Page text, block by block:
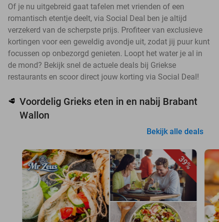
Of je nu uitgebreid gaat tafelen met vrienden of een
romantisch etentje deelt, via Social Deal ben je altijd
verzekerd van de scherpste prijs. Profiteer van exclusieve
kortingen voor een geweldig avondje uit, zodat jij puur kunt
focussen op onbezorgd genieten. Loopt het water je al in
de mond? Bekijk snel de actuele deals bij Griekse
restaurants en scoor direct jouw korting via Social Deal!
🥩 Voordelig Grieks eten in en nabij Brabant
Wallon
Bekijk alle deals
39%